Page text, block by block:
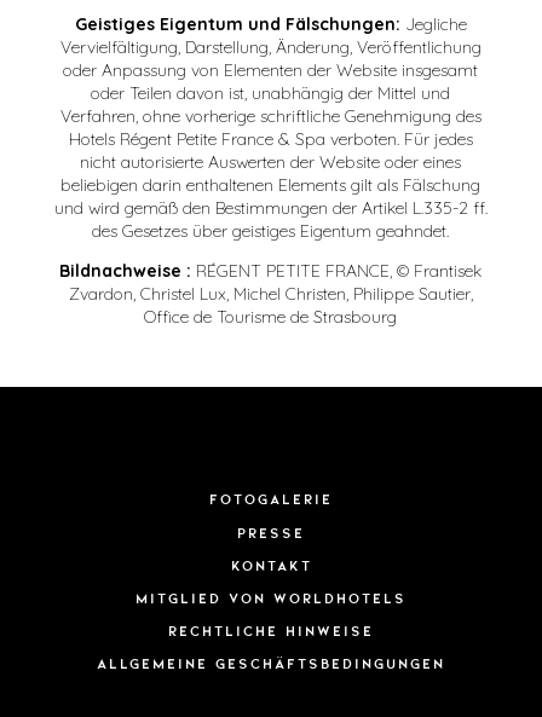
Geistiges Eigentum und Fälschungen: Jegliche
Vervielfältigung, Darstellung, Änderung, Veröffentlichung
oder Anpassung von Elementen der Website insgesamt
oder Teilen davon ist, unabhängig der Mittel und
Verfahren, ohne vorherige schriftliche Genehmigung des
Hotels Régent Petite France & Spa verboten. Für jedes
nicht autorisierte Auswerten der Website oder eines
beliebigen darin enthaltenen Elements gilt als Fälschung
und wird gemäß den Bestimmungen der Artikel L.335-2 ff.
des Gesetzes über geistiges Eigentum geahndet.
Bildnachweise : RÉGENT PETITE FRANCE, © Frantisek
Zvardon, Christel Lux, Michel Christen, Philippe Sautier,
Office de Tourisme de Strasbourg
Fotogalerie
Presse
Kontakt
Mitglied von WorldHotels
Rechtliche Hinweise
ALLGEMEINE GESCHÄFTSBEDINGUNGEN